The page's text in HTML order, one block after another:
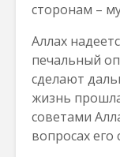
сторонам –
Аллах
печальный
сделают
жизнь
советами
вопросах